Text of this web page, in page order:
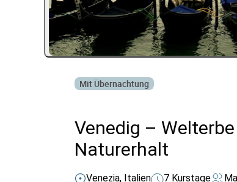
Mit Übernachtung
Venedig –
Naturerhalt
Venezia, Italien 7 Kurstage